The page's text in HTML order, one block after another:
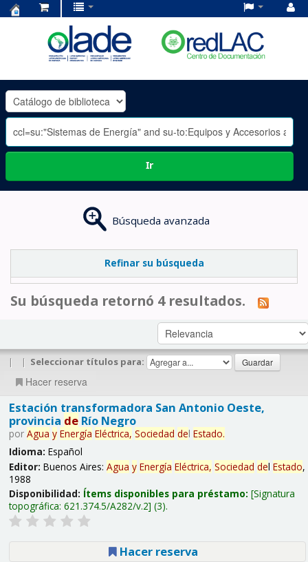
OLADE
-
Ir
Búsqueda avanzada
Refinar su búsqueda
Su búsqueda retornó 4 resultados.
| | Seleccionar títulos para:
Hacer reserva
Estación transformadora San Antonio Oeste,
provincia deRío Negro
por Agua y Energía Eléctrica, Sociedad del Estado.
Idioma: Español
Editor: Buenos Aires: Agua y Energía Eléctrica, Sociedad del Estado,
1988
Disponibilidad: Ítems disponibles para préstamo: Signatura
topográfica: 621.374.5/A282/v.2 (3).
Hacer reserva